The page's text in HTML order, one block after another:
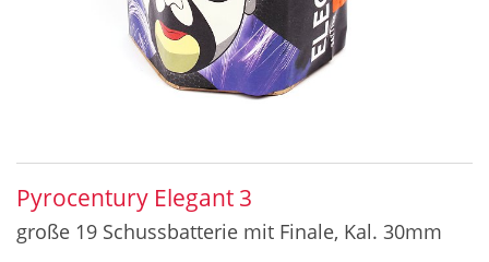
Pyrocentury Elegant 3
große 19 Schussbatterie mit Finale, Kal. 30mm